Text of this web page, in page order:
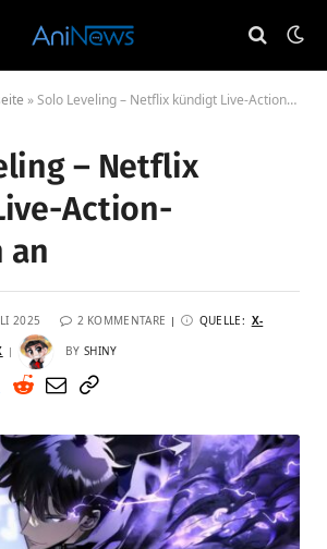
»Solo Leveling – Netflix kündigt Live-Action-Adaption an
– Netflix
Action-
an
2025 2 KOMMENTARE QUELLE: X-
BY SHINY